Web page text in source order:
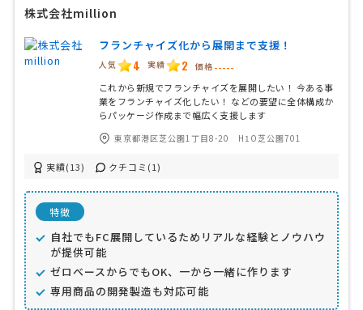
株式会社million
フランチャイズ化から展開まで支援！
人気 4 実績 2 価格 -----
これから新規でフランチャイズを展開したい！ 今ある事
業をフランチャイズ化したい！ などの要望に全体構成か
らパッケージ作成まで幅広く支援します
東京都港区芝公園1丁目8-20 H1O芝公園701
実績(13) クチコミ(1)
特徴
自社でもFC展開しているためリアルな経験とノウハウ
が提供可能
ゼロベースからでもOK、一から一緒に作ります
専用商品の開発製造も対応可能